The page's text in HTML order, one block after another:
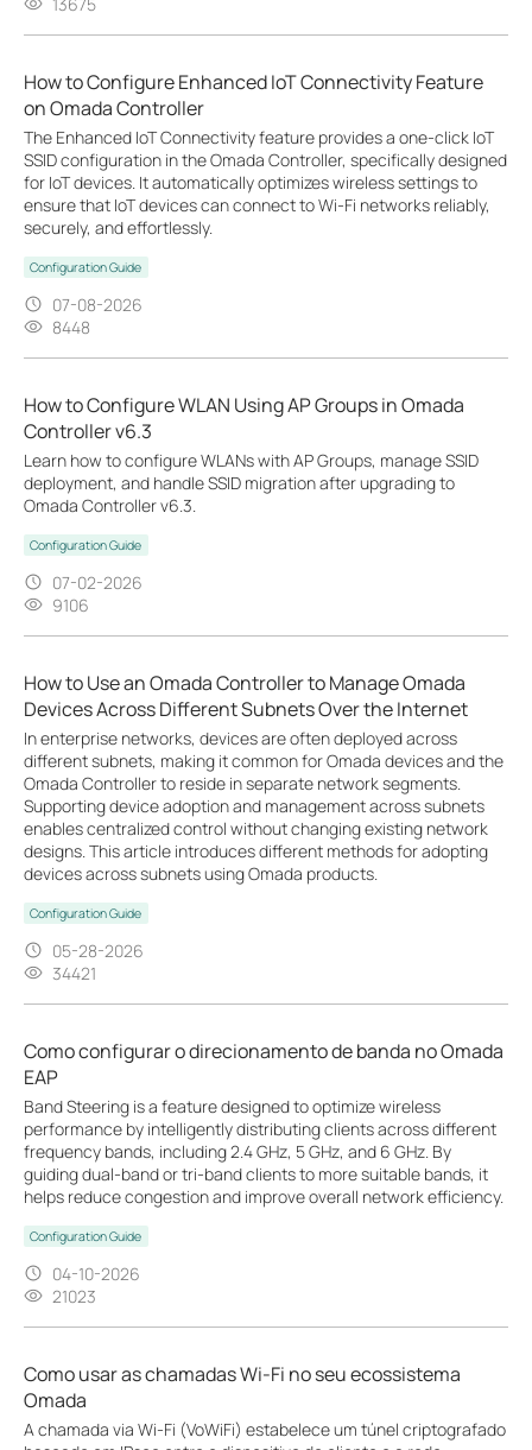
How to Configure Enhanced IoT Connectivity Feature
on Omada Controller
The Enhanced IoT Connectivity feature provides a one-click IoT
SSID configuration in the Omada Controller, specifically designed
for IoT devices. It automatically optimizes wireless settings to
ensure that IoT devices can connect to Wi-Fi networks reliably,
securely, and effortlessly.
Configuration Guide
07-08-2026
8448
How to Configure WLAN Using AP Groups in Omada
Controller v6.3
Learn how to configure WLANs with AP Groups, manage SSID
deployment, and handle SSID migration after upgrading to
Omada Controller v6.3.
Configuration Guide
07-02-2026
9106
How to Use an Omada Controller to Manage Omada
Devices Across Different Subnets Over the Internet
In enterprise networks, devices are often deployed across
different subnets, making it common for Omada devices and the
Omada Controller to reside in separate network segments.
Supporting device adoption and management across subnets
enables centralized control without changing existing network
designs. This article introduces different methods for adopting
devices across subnets using Omada products.
Configuration Guide
05-28-2026
34421
Como configurar o direcionamento de banda no Omada
EAP
Band Steering is a feature designed to optimize wireless
performance by intelligently distributing clients across different
frequency bands, including 2.4 GHz, 5 GHz, and 6 GHz. By
guiding dual-band or tri-band clients to more suitable bands, it
helps reduce congestion and improve overall network efficiency.
Configuration Guide
04-10-2026
21023
Como usar as chamadas Wi-Fi no seu ecossistema
Omada
A chamada via Wi-Fi (VoWiFi) estabelece um túnel criptografado